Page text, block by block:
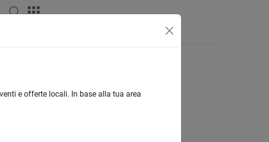
e offerte locali. In base alla tua area